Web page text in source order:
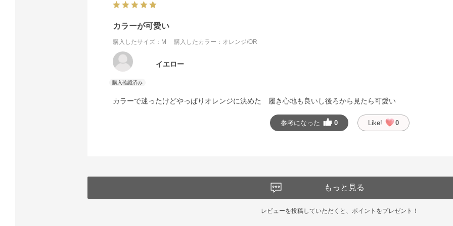
カラーが可愛い
購入したサイズ：M 購入したカラー：オレンジ/OR
イエロー
カラーで迷ったけどやっぱりオレンジに決めた 履き心地も良いし後ろから見たら可愛い
参考になった 0 Like! 0
もっと見る
レビューを投稿していただくと、ポイントをプレゼント！